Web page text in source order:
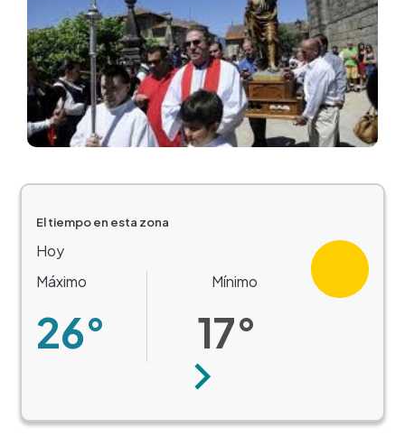
El tiempo en esta zona
Hoy
Máximo
26°
Mínimo
17°
Siguiente